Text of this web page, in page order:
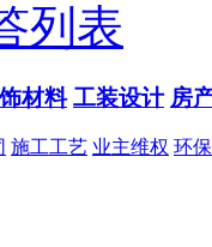
列表
材料 工装设计 房
施工工艺 业主维权 环